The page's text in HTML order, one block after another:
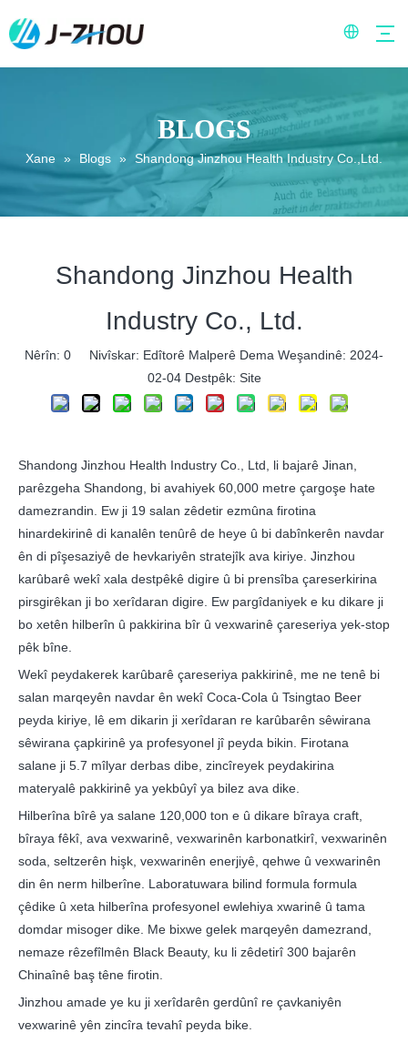
BLOGS
Xane » Blogs » Shandong Jinzhou Health Industry Co.,Ltd.
Shandong Jinzhou Health
Industry Co., Ltd.
Nêrîn: 0 Nivîskar: Edîtorê Malperê Dema Weşandinê: 2024-
02-04 Destpêk: Site
Shandong Jinzhou Health Industry Co., Ltd, li bajarê Jinan,
parêzgeha Shandong, bi avahiyek 60,000 metre çargoşe hate
damezrandin. Ew ji 19 salan zêdetir ezmûna firotina
hinardekirinê di kanalên tenûrê de heye û bi dabînkerên navdar
ên di pîşesaziyê de hevkariyên stratejîk ava kiriye. Jinzhou
karûbarê wekî xala destpêkê digire û bi prensîba çareserkirina
pirsgirêkan ji bo xerîdaran digire. Ew pargîdaniyek e ku dikare ji
bo xetên hilberîn û pakkirina bîr û vexwarinê çareseriya yek-stop
pêk bîne.
Wekî peydakerek karûbarê çareseriya pakkirinê, me ne tenê bi
salan marqeyên navdar ên wekî Coca-Cola û Tsingtao Beer
peyda kiriye, lê em dikarin ji xerîdaran re karûbarên sêwirana
sêwirana çapkirinê ya profesyonel jî peyda bikin. Firotana
salane ji 5.7 mîlyar derbas dibe, zincîreyek peydakirina
materyalê pakkirinê ya yekbûyî ya bilez ava dike.
Hilberîna bîrê ya salane 120,000 ton e û dikare bîraya craft,
bîraya fêkî, ava vexwarinê, vexwarinên karbonatkirî, vexwarinên
soda, seltzerên hişk, vexwarinên enerjiyê, qehwe û vexwarinên
din ên nerm hilberîne. Laboratuwara bilind formula formula
çêdike û xeta hilberîna profesyonel ewlehiya xwarinê û tama
domdar misoger dike. Me bixwe gelek marqeyên damezrand,
nemaze rêzefîlmên Black Beauty, ku li zêdetirî 300 bajarên
Chinaînê baş têne firotin.
Jinzhou amade ye ku ji xerîdarên gerdûnî re çavkaniyên
vexwarinê yên zincîra tevahî peyda bike.